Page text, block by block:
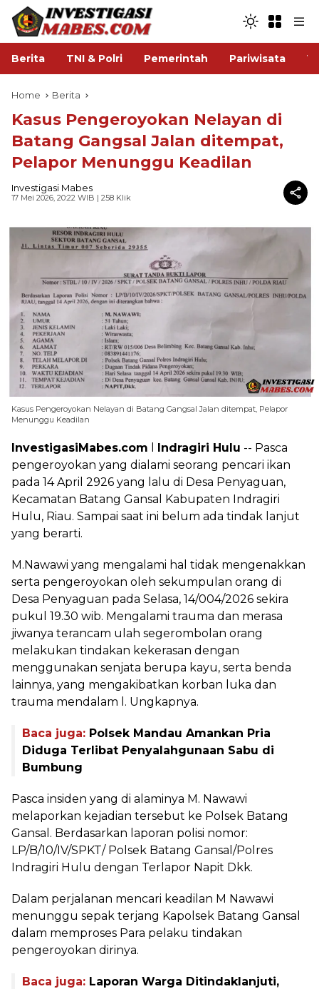
Berita TNI & Polri Pemerintah Pariwisata
Home Berita
Kasus Pengeroyokan Nelayan di
Batang Gangsal Jalan ditempat,
Pelapor Menunggu Keadilan
Investigasi Mabes
17 Mei 2026, 20:22 WIB | 258 Klik
Kasus Pengeroyokan Nelayan di Batang Gangsal Jalan ditempat, Pelapor
Menunggu Keadilan
InvestigasiMabes.com Indragiri Hulu -- Pasca
pengeroyokan yang dialami seorang pencari ikan
pada 14 April 2926 yang lalu di Desa Penyaguan,
Kecamatan Batang Gansal Kabupaten Indragiri
Hulu, Riau. Sampai saat ini belum ada tindak lanjut
yang berarti.
M.Nawawi yang mengalami hal tidak mengenakkan
serta pengeroyokan oleh sekumpulan orang di
Desa Penyaguan pada Selasa, 14/004/2026 sekira
pukul 19.30 wib. Mengalami trauma dan merasa
jiwanya terancam ulah segerombolan orang
melakukan tindakan kekerasan dengan
menggunakan senjata berupa kayu, serta benda
lainnya, yang mengakibatkan korban luka dan
trauma mendalam l. Ungkapnya.
Baca juga: Polsek Mandau Amankan Pria
Diduga Terlibat Penyalahgunaan Sabu di
Bumbung
Pasca insiden yang di alaminya M. Nawawi
melaporkan kejadian tersebut ke Polsek Batang
Gansal. Berdasarkan laporan polisi nomor:
LP/B/10/IV/SPKT/ Polsek Batang Gansal/Polres
Indragiri Hulu dengan Terlapor Napit Dkk.
Dalam perjalanan mencari keadilan M Nawawi
menunggu sepak terjang Kapolsek Batang Gansal
dalam memproses Para pelaku tindakan
pengeroyokan dirinya.
Baca juga: Laporan Warga Ditindaklanjuti,